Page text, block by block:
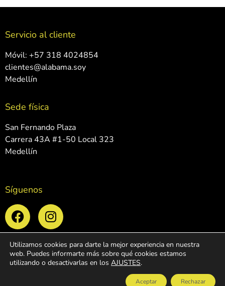
Servicio al cliente
Móvil: +57 318 4024854
clientes@alabama.soy
Medellín
Sede física
San Fernando Plaza
Carrera 43A #1-50 Local 323
Medellín
Síguenos
©2026 Alabama® – Todos los derechos reservados
juancarlosvelez.com
Utilizamos cookies para darte la mejor experiencia en nuestra
web. Puedes informarte más sobre qué cookies estamos
utilizando o desactivarlas en los AJUSTES.
Aceptar Rechazar